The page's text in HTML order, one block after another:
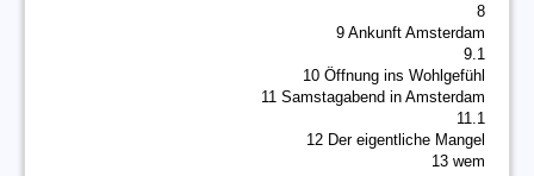
8
9 Ankunft Amsterdam
9.1
10 Öffnung ins Wohlgefühl
11 Samstagabend in Amsterdam
11.1
12 Der eigentliche Mangel
13 wem